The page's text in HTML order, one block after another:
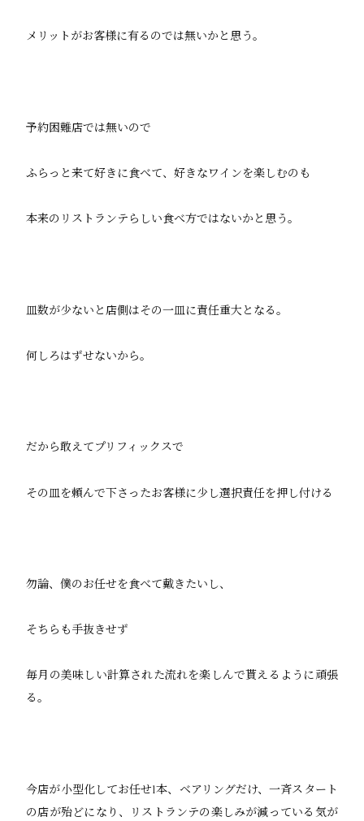
メリットがお客様に有るのでは無いかと思う。
予約困難店では無いので
ふらっと来て好きに食べて、好きなワインを楽しむのも
本来のリストランテらしい食べ方ではないかと思う。
皿数が少ないと店側はその一皿に責任重大となる。
何しろはずせないから。
だから敢えてプリフィックスで
その皿を頼んで下さったお客様に少し選択責任を押し付ける
勿論、僕のお任せを食べて戴きたいし、
そちらも手抜きせず
毎月の美味しい計算された流れを楽しんで貰えるように頑張
る。
今店が小型化してお任せ1本、ベアリングだけ、一斉スタート
の店が殆どになり、リストランテの楽しみが減っている気が